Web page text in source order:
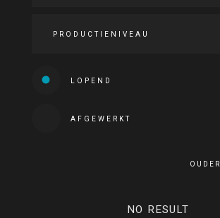
PRODUCTIENIVEAU
LOPEND
AFGEWERKT
OUDER
NO RESULT